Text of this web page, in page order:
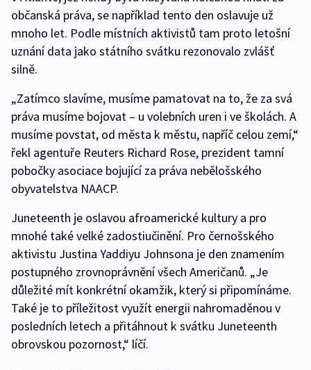
občanská práva, se například tento den oslavuje už
mnoho let. Podle místních aktivistů tam proto letošní
uznání data jako státního svátku rezonovalo zvlášť
silně.
„Zatímco slavíme, musíme pamatovat na to, že za svá
práva musíme bojovat – u volebních uren i ve školách. A
musíme povstat, od města k městu, napříč celou zemí,“
řekl agentuře Reuters Richard Rose, prezident tamní
pobočky asociace bojující za práva nebělošského
obyvatelstva NAACP.
Juneteenth je oslavou afroamerické kultury a pro
mnohé také velké zadostiučinění. Pro černošského
aktivistu Justina Yaddiyu Johnsona je den znamením
postupného zrovnoprávnění všech Američanů. „Je
důležité mít konkrétní okamžik, který si připomínáme.
Také je to příležitost využít energii nahromaděnou v
posledních letech a přitáhnout k svátku Juneteenth
obrovskou pozornost,“ líčí.